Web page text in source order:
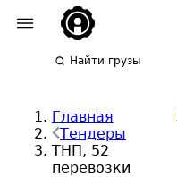
Найти грузы
Главная
Тендеры
ТНП, 52
перевозки